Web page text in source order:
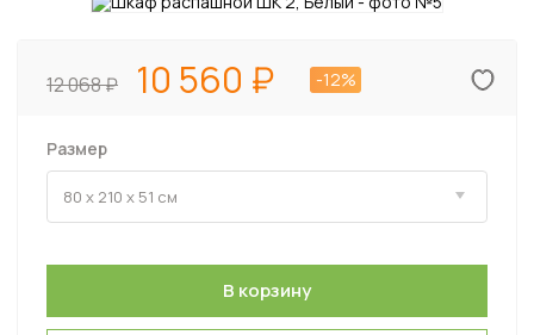
12 068 10 560 -12%
Размер